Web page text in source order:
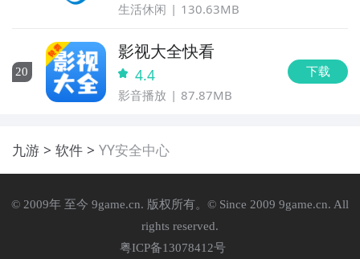
生活休闲 130.63MB
20
影视大全快看
4.4
影音播放 87.87MB
下载
九游 软件 YY安全中心
© 2009年 至今 9game.cn. 版权所有。© Since 2009 9game.cn. All
rights reserved.
粤ICP备13078412号